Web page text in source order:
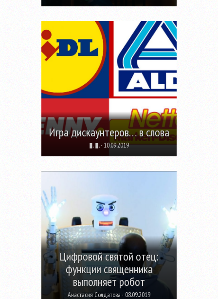
Игра дискаунтеров… в слова
▮. ▮. · 10.09.2019
Цифровой святой отец:
функции священника
выполняет робот
Анастасия Солдатова · 08.09.2019